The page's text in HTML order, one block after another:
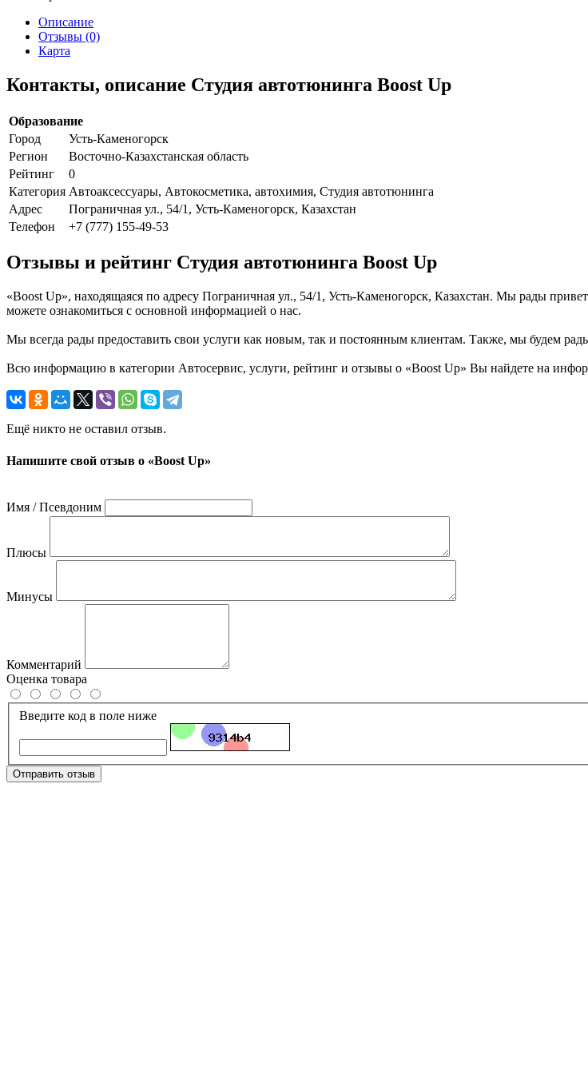
Описание
Отзывы (0)
Карта
Контакты, описание Студия автотюнинга Boost Up
Образование
Город
Усть-Каменогорск
Регион
Восточно-Казахстанская область
Рейтинг
0
Категория Автоаксессуары, Автокосметика, автохимия, Студия автотюнинга
Адрес
Пограничная ул., 54/1, Усть-Каменогорск, Казахстан
Телефон
+7 (777) 155-49-53
Отзывы и рейтинг Студия автотюнинга Boost Up
«Boost Up», находящаяся по адресу Пограничная ул., 54/1, Усть-Каменогорск, Казахстан. Мы рады
можете ознакомиться с основной информацией о нас.
Мы всегда рады предоставить свои услуги как новым, так и постоянным клиентам. Также, мы будем
Всю информацию в категории Автосервис, услуги, рейтинг и отзывы о «Boost Up» Вы найдете на
Ещё никто не оставил отзыв.
Напишите свой отзыв о «Boost Up»
Имя / Псевдоним
Плюсы
Минусы
Комментарий
Оценка товара
Введите код в поле ниже
Отправить отзыв